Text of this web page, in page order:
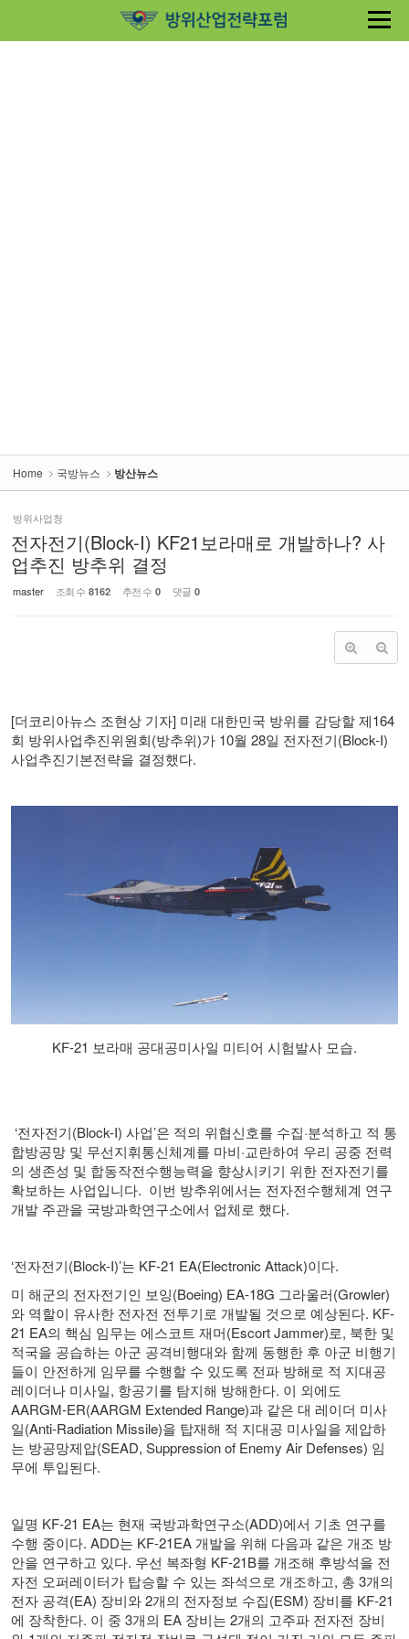
Home 국방뉴스 방산뉴스
방위사업청
전자전기(Block-I) KF21보라매로 개발하나? 사
업추진 방추위 결정
master 조회 수 8162 추천 수 0 댓글 0
[더코리아뉴스 조현상 기자] 미래 대한민국 방위를 감당할 제164
회 방위사업추진위원회(방추위)가 10월 28일 전자전기(Block-I)
사업추진기본전략을 결정했다.
KF-21 보라매 공대공미사일 미티어 시험발사 모습.
‘전자전기(Block-I) 사업’은 적의 위협신호를 수집·분석하고 적 통
합방공망 및 무선지휘통신체계를 마비·교란하여 우리 공중 전력
의 생존성 및 합동작전수행능력을 향상시키기 위한 전자전기를
확보하는 사업입니다. 이번 방추위에서는 전자전수행체계 연구
개발 주관을 국방과학연구소에서 업체로 했다.
‘전자전기(Block-I)’는 KF-21 EA(Electronic Attack)이다.
미 해군의 전자전기인 보잉(Boeing) EA-18G 그라울러(Growler)
와 역할이 유사한 전자전 전투기로 개발될 것으로 예상된다. KF-
21 EA의 핵심 임무는 에스코트 재머(Escort Jammer)로, 북한 및
적국을 공습하는 아군 공격비행대와 함께 동행한 후 아군 비행기
들이 안전하게 임무를 수행할 수 있도록 전파 방해로 적 지대공
레이더나 미사일, 항공기를 탐지해 방해한다. 이 외에도
AARGM-ER(AARGM Extended Range)과 같은 대 레이더 미사
일(Anti-Radiation Missile)을 탑재해 적 지대공 미사일을 제압하
는 방공망제압(SEAD, Suppression of Enemy Air Defenses) 임
무에 투입된다.
일명 KF-21 EA는 현재 국방과학연구소(ADD)에서 기초 연구를
수행 중이다. ADD는 KF-21EA 개발을 위해 다음과 같은 개조 방
안을 연구하고 있다. 우선 복좌형 KF-21B를 개조해 후방석을 전
자전 오퍼레이터가 탑승할 수 있는 좌석으로 개조하고, 총 3개의
전자 공격(EA) 장비와2개의 전자정보 수집(ESM) 장비를 KF-21
에 장착한다. 이 중 3개의 EA 장비는 2개의 고주파 전자전 장비